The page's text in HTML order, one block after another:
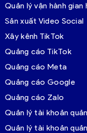
Quản lý vận hành gian
Sản xuất Video Social
Xây kênh TikTok
Quảng cáo TikTok
Quảng cáo Meta
Quảng cáo Google
Quảng cáo Zalo
Quản lý tài khoản
Quản lý tài khoản